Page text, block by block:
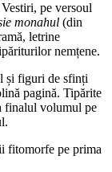
pe versoul
monahul (din
letrine
nemțene.
și figuri de sfinți
pagină. Tipărite
finalul volumul pe
fitomorfe pe prima